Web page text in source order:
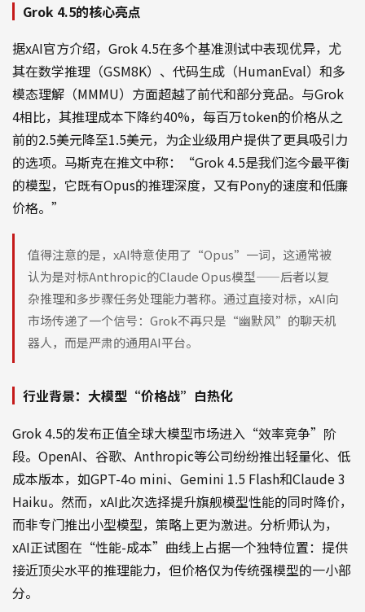
Grok 4.5的核心亮点
据xAI官方介绍，Grok 4.5在多个基准测试中表现优异，尤
其在数学推理（GSM8K）、代码生成（HumanEval）和多
模态理解（MMMU）方面超越了前代和部分竞品。与Grok
4相比，其推理成本下降约40%，每百万token的价格从之
前的2.5美元降至1.5美元，为企业级用户提供了更具吸引力
的选项。马斯克在推文中称：“Grok 4.5是我们迄今最平衡
的模型，它既有Opus的推理深度，又有Pony的速度和低廉
价格。”
值得注意的是，xAI特意使用了“Opus”一词，这通常被
认为是对标Anthropic的Claude Opus模型——后者以复
杂推理和多步骤任务处理能力著称。通过直接对标，xAI向
市场传递了一个信号：Grok不再只是“幽默风”的聊天机
器人，而是严肃的通用AI平台。
行业背景：大模型“价格战”白热化
Grok 4.5的发布正值全球大模型市场进入“效率竞争”阶
段。OpenAI、谷歌、Anthropic等公司纷纷推出轻量化、低
成本版本，如GPT-4o mini、Gemini 1.5 Flash和Claude 3
Haiku。然而，xAI此次选择提升旗舰模型性能的同时降价，
而非专门推出小型模型，策略上更为激进。分析师认为，
xAI正试图在“性能-成本”曲线上占据一个独特位置：提供
接近顶尖水平的推理能力，但价格仅为传统强模型的一小部
分。